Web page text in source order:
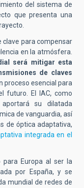
del sistema de
que presenta una
para compensar
en la atmósfera.
será mitigar esta
de claves
proceso esencial para
futuro. El IAC, como
su dilatada
de vanguardia, así
de óptica adaptativa,
integrada en el
para Europa al ser la
por España, y se
mundial de redes de